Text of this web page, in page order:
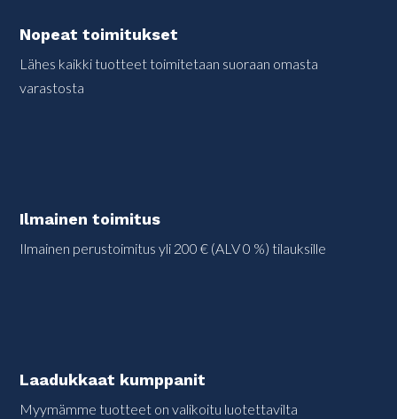
Nopeat toimitukset
Lähes kaikki tuotteet toimitetaan suoraan omasta
varastosta
Ilmainen toimitus
Ilmainen perustoimitus yli 200 € (ALV 0 %) tilauksille
Laadukkaat kumppanit
Myymämme tuotteet on valikoitu luotettavilta